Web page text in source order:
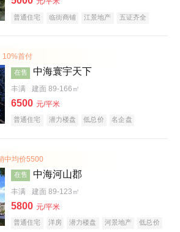
普通住宅 临街商铺 江景地产 五证齐全
10%首付
在售 中海寰宇天下
丰满 建面 89-166㎡
6500 元/平米
普通住宅 潜力楼盘 低总价
名企盘
中均价5500
在售 中海河山郡
丰满 建面 89-123㎡
5800 元/平米
普通住宅 洋房 潜力楼盘 河景地产
低总价